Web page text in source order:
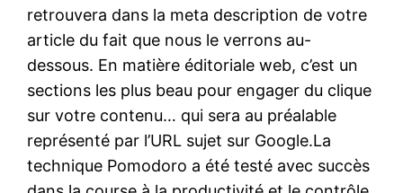
retrouvera dans la meta description de votre
article du fait que nous le verrons au-
dessous. En matière éditoriale web, c’est un
sections les plus beau pour engager du clique
sur votre contenu… qui sera au préalable
représenté par l’URL sujet sur Google.La
technique Pomodoro a été testé avec succès